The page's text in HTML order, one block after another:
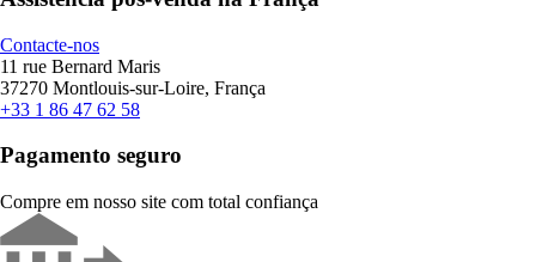
Contacte-nos
11 rue Bernard Maris
37270 Montlouis-sur-Loire, França
+33 1 86 47 62 58
Pagamento seguro
Compre em nosso site com total confiança